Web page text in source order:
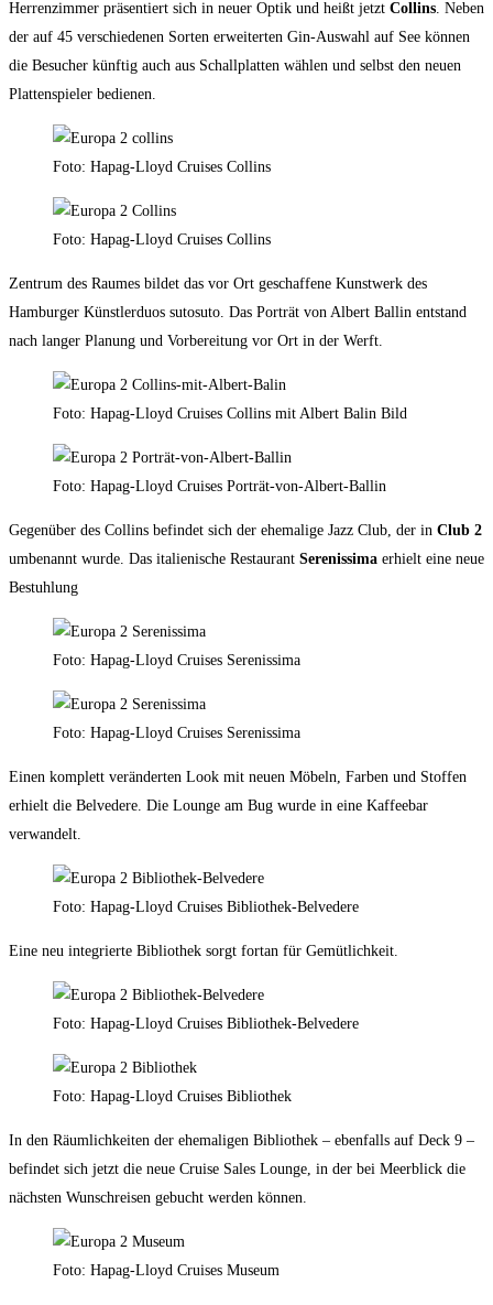
Herrenzimmer präsentiert sich in neuer Optik und heißt jetzt Collins. Neben
der auf 45 verschiedenen Sorten erweiterten Gin-Auswahl auf See können
die Besucher künftig auch aus Schallplatten wählen und selbst den neuen
Plattenspieler bedienen.
Foto: Hapag-Lloyd Cruises Collins
Foto: Hapag-Lloyd Cruises Collins
Zentrum des Raumes bildet das vor Ort geschaffene Kunstwerk des
Hamburger Künstlerduos sutosuto. Das Porträt von Albert Ballin entstand
nach langer Planung und Vorbereitung vor Ort in der Werft.
Foto: Hapag-Lloyd Cruises Collins mit Albert Balin Bild
Foto: Hapag-Lloyd Cruises Porträt-von-Albert-Ballin
Gegenüber des Collins befindet sich der ehemalige Jazz Club, der in Club 2
umbenannt wurde. Das italienische Restaurant Serenissima erhielt eine neue
Bestuhlung
Foto: Hapag-Lloyd Cruises Serenissima
Foto: Hapag-Lloyd Cruises Serenissima
Einen komplett veränderten Look mit neuen Möbeln, Farben und Stoffen
erhielt die Belvedere. Die Lounge am Bug wurde in eine Kaffeebar
verwandelt.
Foto: Hapag-Lloyd Cruises Bibliothek-Belvedere
Eine neu integrierte Bibliothek sorgt fortan für Gemütlichkeit.
Foto: Hapag-Lloyd Cruises Bibliothek-Belvedere
Foto: Hapag-Lloyd Cruises Bibliothek
In den Räumlichkeiten der ehemaligen Bibliothek – ebenfalls auf Deck 9 –
befindet sich jetzt die neue Cruise Sales Lounge, in der bei Meerblick die
nächsten Wunschreisen gebucht werden können.
Foto: Hapag-Lloyd Cruises Museum